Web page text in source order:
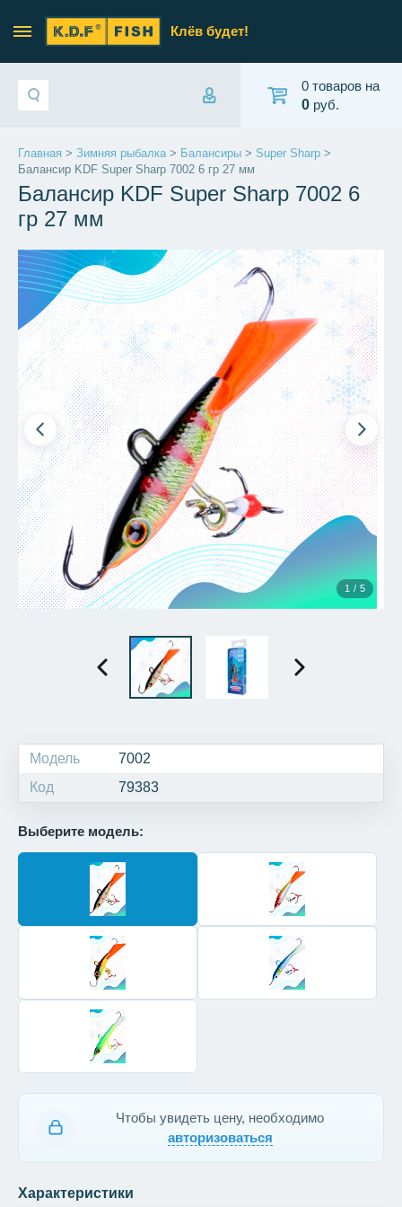
Клёв будет!
0 товаров на
0 руб.
Главная > Зимняя рыбалка> Балансиры > Super Sharp >
Балансир KDF Super Sharp 7002 6 гр 27 мм
Балансир KDF Super Sharp 7002 6
гр 27 мм
1 / 5
Модель
7002
Код
79383
Выберите модель:
Чтобы увидеть цену, необходимо
авторизоваться
Характеристики